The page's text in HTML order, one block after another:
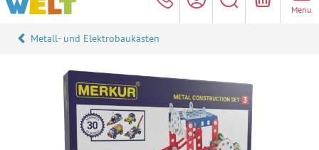
Menu
Metall- und Elektrobaukästen